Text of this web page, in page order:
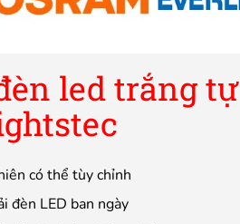
led trắng tự
có thể tùy chỉnh
đèn LED ban ngày